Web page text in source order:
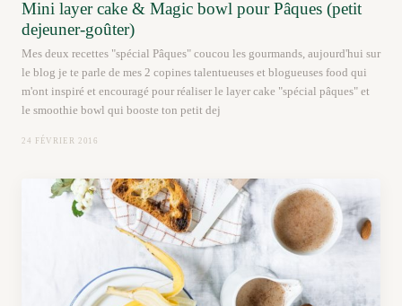
Mini layer cake & Magic bowl pour Pâques (petit
dejeuner-goûter)
Mes deux recettes "spécial Pâques" coucou les gourmands, aujourd'hui sur
le blog je te parle de mes 2 copines talentueuses et blogueuses food qui
m'ont inspiré et encouragé pour réaliser le layer cake "spécial pâques" et
le smoothie bowl qui booste ton petit dej
24 FÉVRIER 2016